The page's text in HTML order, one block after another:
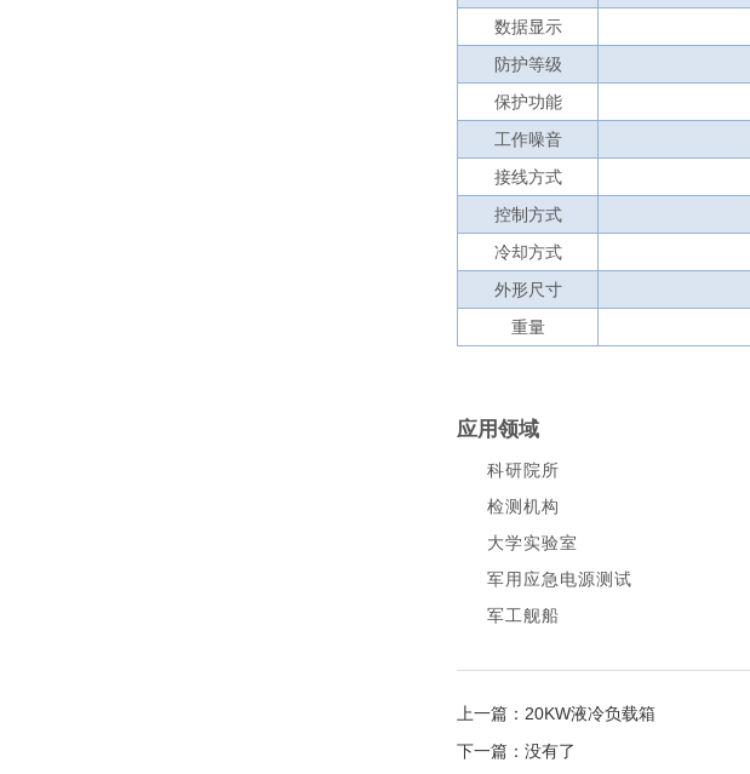
数据显示
防护等级
保护功能
工作噪音
接线方式
控制方式
冷却方式
外形尺寸
重量
应用领域
科研院所
检测机构
大学实验室
军用应急电源测试
军工舰船
上一篇： 20KW液冷负载箱
下一篇：没有了